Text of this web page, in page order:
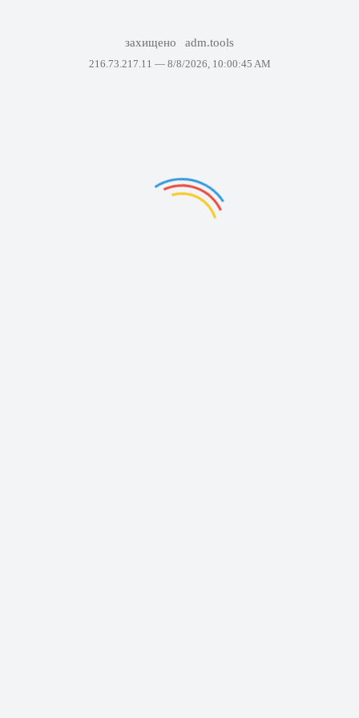
захищено adm.tools
216.73.217.11 — 8/8/2026, 10:00:45 AM